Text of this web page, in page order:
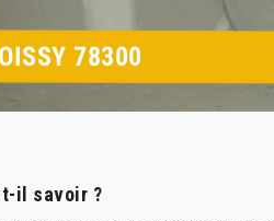
78300
il savoir ?